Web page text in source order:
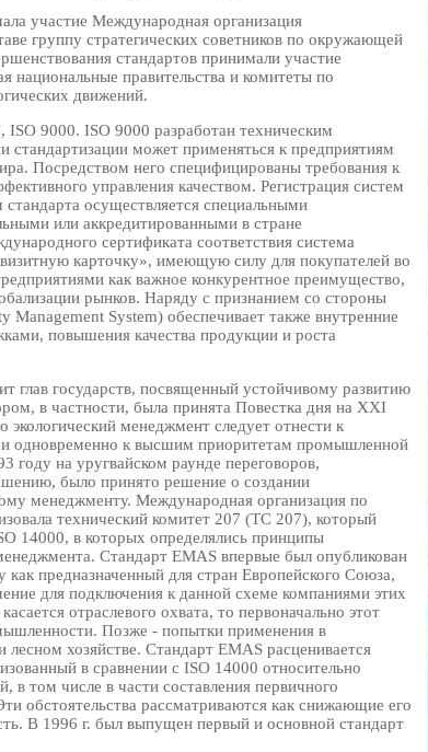
участие Международная организация
группу стратегических советников по окружающей
стандартов принимали участие
национальные правительства и комитеты по
движений.
9000. ISO 9000 разработан техническим
может применяться к предприятиям
Посредством него специфицированы требования к
управления качеством. Регистрация систем
осуществляется специальными
или аккредитированными в стране
сертификата соответствия система
карточку», имеющую силу для покупателей во
как важное конкурентное преимущество,
рынков. Наряду с признанием со стороны
System) обеспечивает также внутренние
повышения качества продукции и роста
глав государств, посвященный устойчивому развитию
в частности, была принята Повестка дня на XXI
менеджмент следует отнести к
и одновременно к высшим приоритетам промышленной
году на уругвайском раунде переговоров,
было принято решение о создании
менеджменту. Международная организация по
технический комитет 207 (TC 207), который
14000, в которых определялись принципы
Стандарт EMAS впервые был опубликован
предназначенный для стран Европейского Союза,
для подключения к данной схеме компаниями этих
отраслевого охвата, то первоначально этот
Позже - попытки применения в
хозяйстве. Стандарт EMAS расценивается
в сравнении с ISO 14000 относительно
том числе в части составления первичного
обстоятельства рассматриваются как снижающие его
В 1996 г. был выпущен первый и основной стандарт